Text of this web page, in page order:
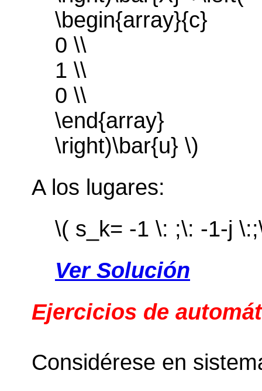
\begin{array}{c}
0 \\
1 \\
0 \\
\end{array}
\right)\bar{u} \)
A los lugares:
\( s_k= -1 \: ;\: -1-j
Ver Solución
Ejercicios de
Considérese en